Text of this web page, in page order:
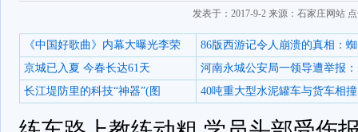
发表于：2017-9-2 来源：石家庄网站
《中国好歌曲》内幕大曝光李荣
86版西游记令人崩溃的真相：蜘
京城已入夏 今春长达61天
河南永城公安局一领导遭举报：
长江堤防里的科技“神器”(图
40吨重大型水泥罐车与货车相撞